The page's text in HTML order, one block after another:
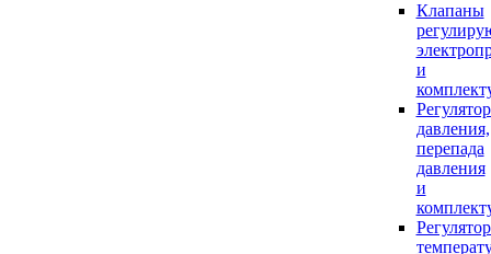
Клапаны
и
давления,
перепада
давления
и